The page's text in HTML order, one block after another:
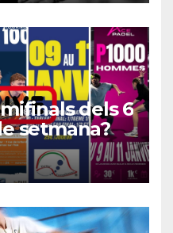
dels 6
setmana?